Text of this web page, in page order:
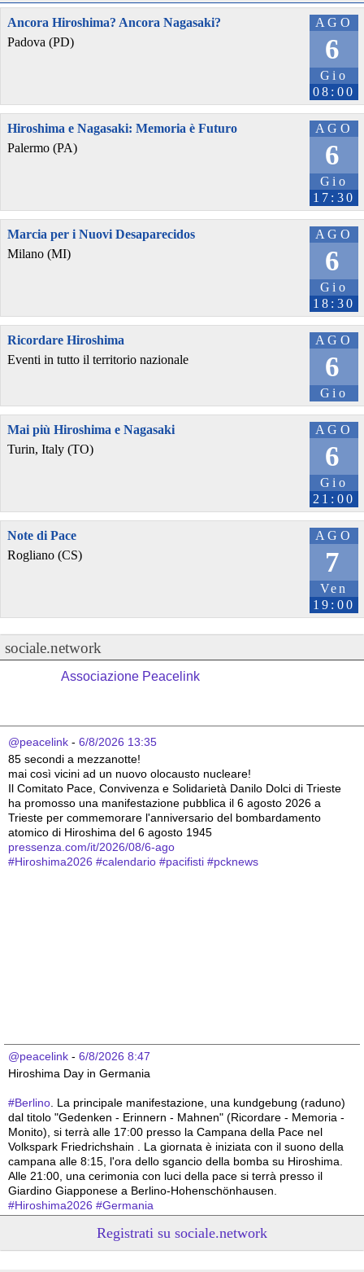
AGO
6
Gio
08:00
Ancora Hiroshima? Ancora Nagasaki?
Padova (PD)
AGO
6
Gio
17:30
Hiroshima e Nagasaki: Memoria è Futuro
Palermo (PA)
AGO
6
Gio
18:30
Marcia per i Nuovi Desaparecidos
Milano (MI)
AGO
6
Gio
Ricordare Hiroshima
Eventi in tutto il territorio nazionale
AGO
6
Gio
21:00
Mai più Hiroshima e Nagasaki
Turin, Italy (TO)
AGO
7
Ven
19:00
Note di Pace
Rogliano (CS)
sociale.network
Associazione Peacelink
@peacelink - 6/8/2026 13:35
85 secondi a mezzanotte!
mai così vicini ad un nuovo olocausto nucleare!
Il Comitato Pace, Convivenza e Solidarietà Danilo Dolci di Trieste
ha promosso una manifestazione pubblica il 6 agosto 2026 a
Trieste per commemorare l'anniversario del bombardamento
atomico di Hiroshima del 6 agosto 1945
pressenza.com/it/2026/08/6-ago
#Hiroshima2026 #calendario #pacifisti #pcknews
@peacelink - 6/8/2026 8:47
Hiroshima Day in Germania
#Berlino . La principale manifestazione, una kundgebung (raduno)
dal titolo "Gedenken - Erinnern - Mahnen" (Ricordare - Memoria -
Monito), si terrà alle 17:00 presso la Campana della Pace nel
Volkspark Friedrichshain . La giornata è iniziata con il suono della
campana alle 8:15, l'ora dello sgancio della bomba su Hiroshima.
Alle 21:00, una cerimonia con luci della pace si terrà presso il
Giardino Giapponese a Berlino-Hohenschönhausen.
#Hiroshima2026 #Germania
6/8/2026 8:44
Hiroshima Day in Germania
Registrati su sociale.network